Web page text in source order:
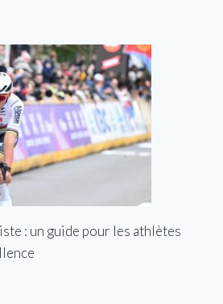
: un guide pour les athlètes